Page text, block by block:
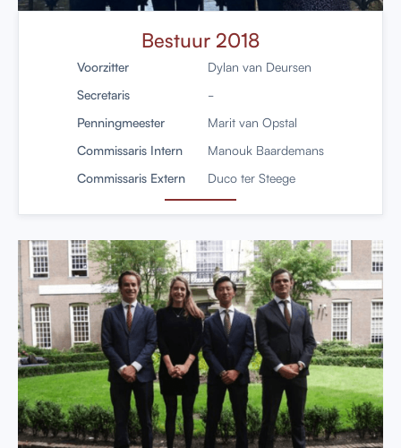
Bestuur 2018
Voorzitter
Dylan van Deursen
Secretaris
-
Penningmeester
Marit van Opstal
Commissaris Intern
Manouk Baardemans
Commissaris Extern
Duco ter Steege